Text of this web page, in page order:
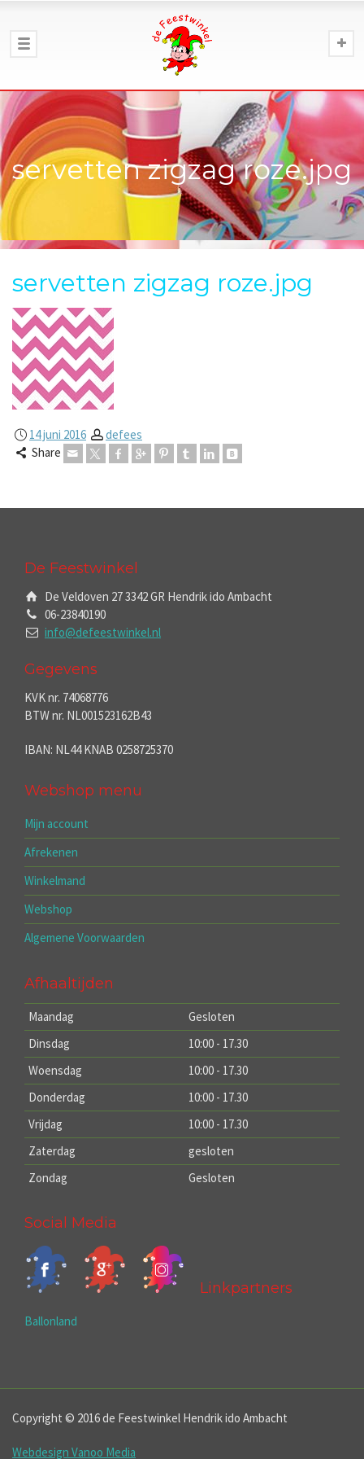
servetten zigzag roze.jpg
servetten zigzag roze.jpg
14 juni 2016
defees
Share
De Feestwinkel
De Veldoven 27 3342 GR Hendrik ido Ambacht
06-23840190
info@defeestwinkel.nl
Gegevens
KVK nr. 74068776
BTW nr. NL001523162B43
IBAN: NL44 KNAB 0258725370
Webshop menu
Mijn account
Afrekenen
Winkelmand
Webshop
Algemene Voorwaarden
Afhaaltijden
Maandag
Gesloten
Dinsdag
10:00 - 17.30
Woensdag
10:00 - 17.30
Donderdag
10:00 - 17.30
Vrijdag
10:00 - 17.30
Zaterdag
gesloten
Zondag
Gesloten
Social Media
Linkpartners
Ballonland
Copyright © 2016 de Feestwinkel Hendrik ido Ambacht
Webdesign Vanoo Media